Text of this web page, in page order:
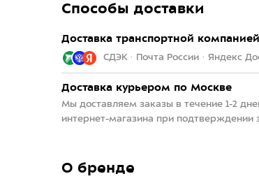
Способы доставки
Доставка транспортной компанией
СДЭК · Почта России · Яндекс
Доставка курьером по Москве
Мы доставляем заказы в течение 1-2
интернет-магазина при подтверждении
О бренде